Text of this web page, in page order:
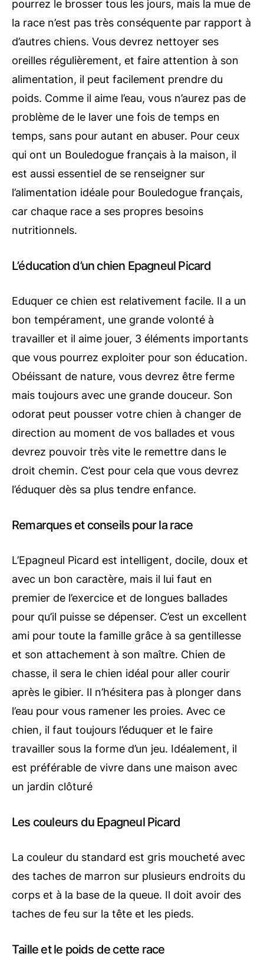
pourrez le brosser tous les jours, mais la mue de
la race n’est pas très conséquente par rapport à
d’autres chiens. Vous devrez nettoyer ses
oreilles régulièrement, et faire attention à son
alimentation, il peut facilement prendre du
poids. Comme il aime l’eau, vous n’aurez pas de
problème de le laver une fois de temps en
temps, sans pour autant en abuser. Pour ceux
qui ont un Bouledogue français à la maison, il
est aussi essentiel de se renseigner sur
l’alimentation idéale pour Bouledogue français,
car chaque race a ses propres besoins
nutritionnels.
L’éducation d’un chien Epagneul Picard
Eduquer ce chien est relativement facile. Il a un
bon tempérament, une grande volonté à
travailler et il aime jouer, 3 éléments importants
que vous pourrez exploiter pour son éducation.
Obéissant de nature, vous devrez être ferme
mais toujours avec une grande douceur. Son
odorat peut pousser votre chien à changer de
direction au moment de vos ballades et vous
devrez pouvoir très vite le remettre dans le
droit chemin. C’est pour cela que vous devrez
l’éduquer dès sa plus tendre enfance.
Remarques et conseils pour la race
L’Epagneul Picard est intelligent, docile, doux et
avec un bon caractère, mais il lui faut en
premier de l’exercice et de longues ballades
pour qu’il puisse se dépenser. C’est un excellent
ami pour toute la famille grâce à sa gentillesse
et son attachement à son maître. Chien de
chasse, il sera le chien idéal pour aller courir
après le gibier. Il n’hésitera pas à plonger dans
l’eau pour vous ramener les proies. Avec ce
chien, il faut toujours l’éduquer et le faire
travailler sous la forme d’un jeu. Idéalement, il
est préférable de vivre dans une maison avec
un jardin clôturé
Les couleurs du Epagneul Picard
La couleur du standard est gris moucheté avec
des taches de marron sur plusieurs endroits du
corps et à la base de la queue. Il doit avoir des
taches de feu sur la tête et les pieds.
Taille et le poids de cette race